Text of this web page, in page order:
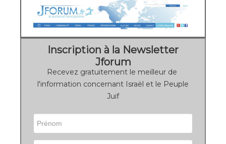
Inscription à la Newsletter
Jforum
Recevez gratuitement le meilleur de
l'information concernant Israël et le Peuple
Juif